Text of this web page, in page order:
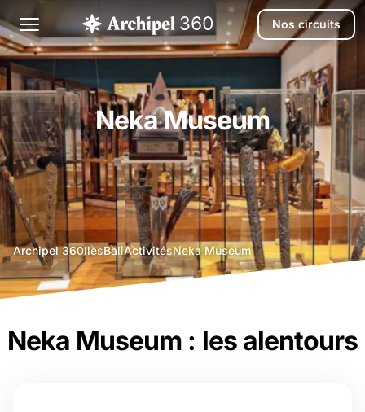
Nos circuits
Neka Museum
Archipel 360agence
voyage
bali
IlesBaliActivitésNeka Museum
Neka Museum : les alentours